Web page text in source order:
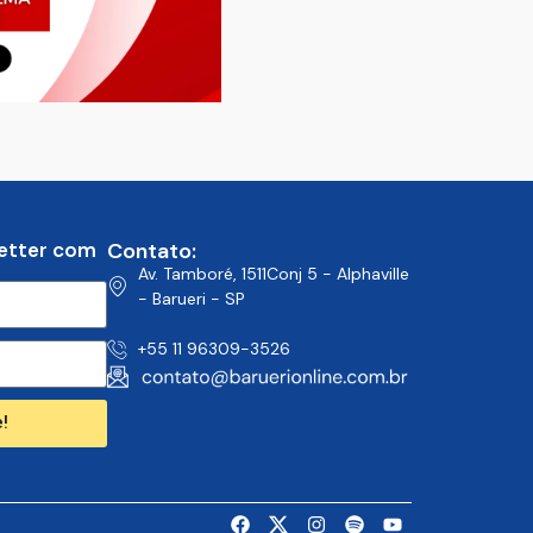
com Contato:
Av. Tamboré, 1511Conj 5 - Alphaville
- Barueri - SP
+55 11 96309-3526